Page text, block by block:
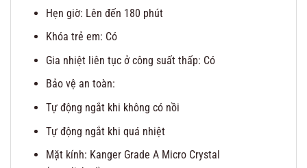
Hẹn giờ: Lên đến 180 phút
Khóa trẻ em: Có
Gia nhiệt liên tục ở công suất thấp: Có
Bảo vệ an toàn:
Tự động ngắt khi không có nồi
Tự động ngắt khi quá nhiệt
Mặt kính: Kanger Grade A Micro Crystal